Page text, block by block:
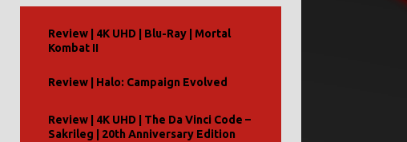
Review | 4K UHD | Blu-Ray | Mortal
Kombat II
Review | Halo: Campaign Evolved
Review | 4K UHD | The Da Vinci Code –
Sakrileg | 20th Anniversary Edition